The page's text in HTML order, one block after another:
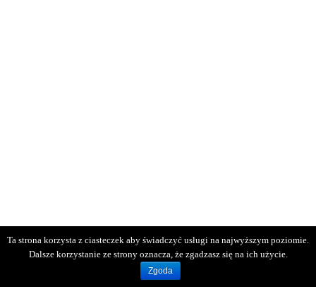
Ta strona korzysta z ciasteczek aby świadczyć usługi na najwyższym poziomie.
Dalsze korzystanie ze strony oznacza, że zgadzasz się na ich użycie.
Zgoda